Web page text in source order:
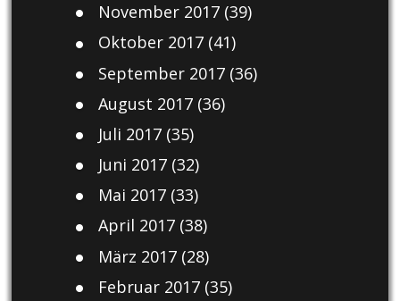
November 2017(39)
Oktober 2017(41)
September 2017(36)
August 2017(36)
Juli 2017(35)
Juni 2017(32)
Mai 2017(33)
April 2017(38)
März 2017(28)
Februar 2017(35)